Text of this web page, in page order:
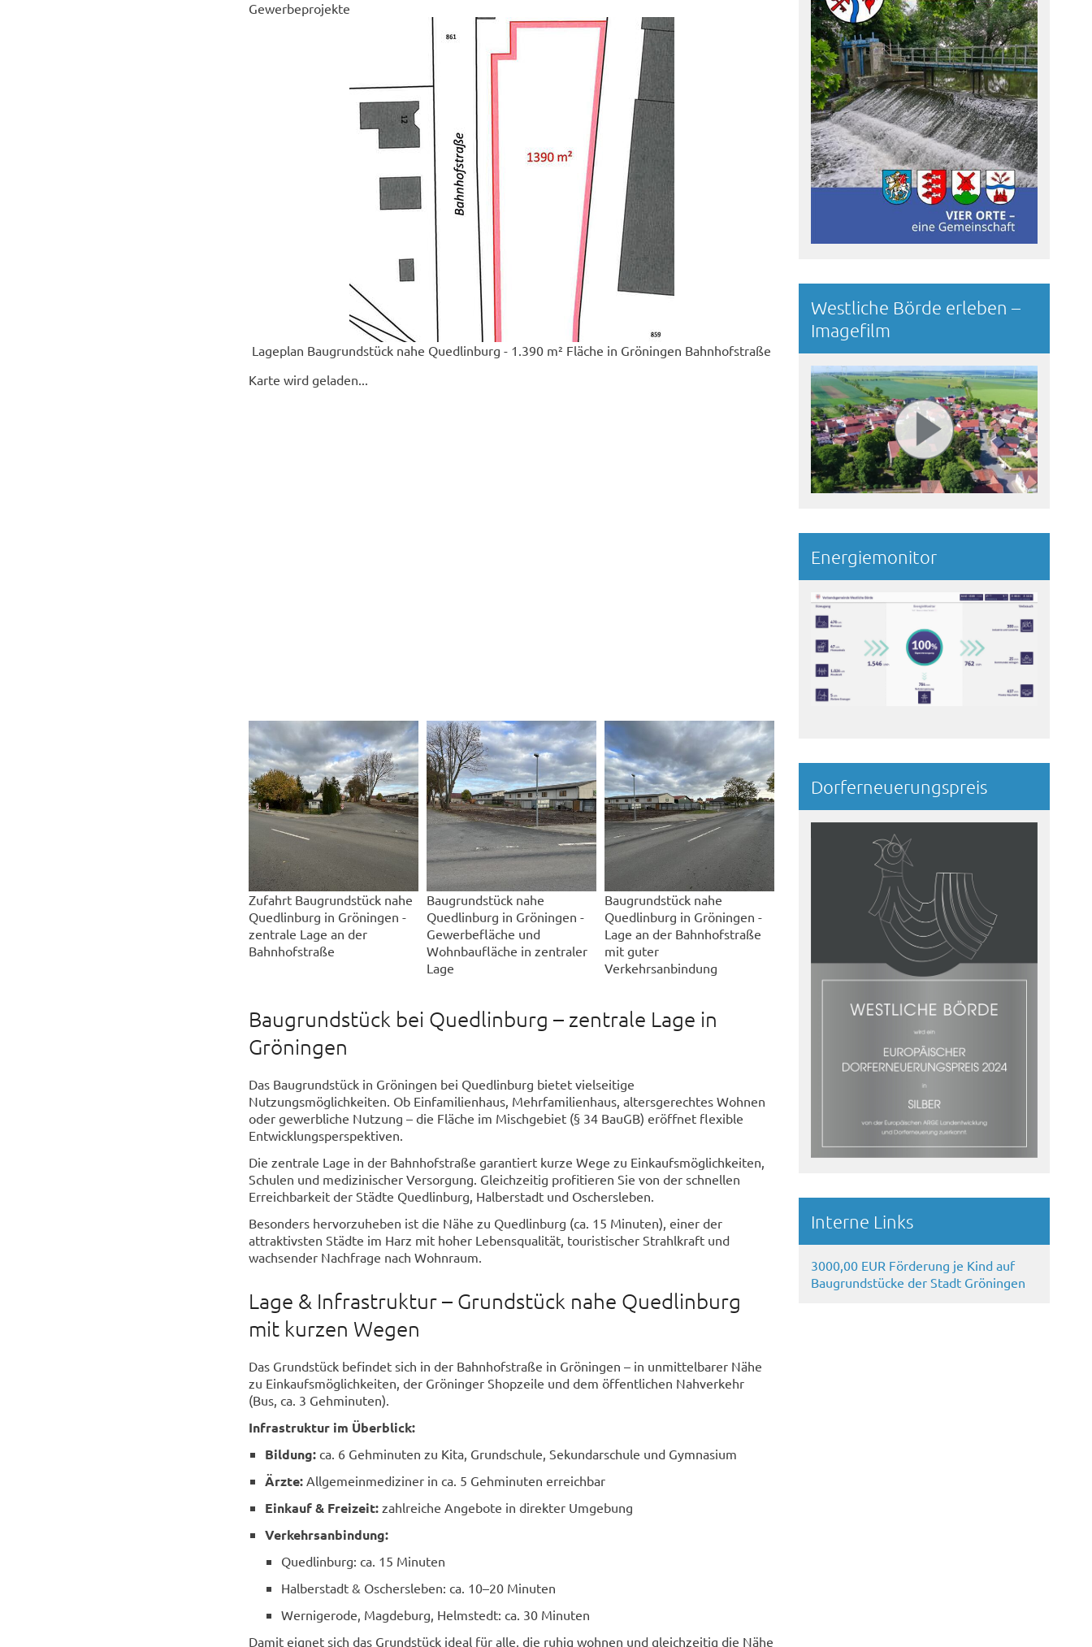
© Clemens Köhler
Gewerbeprojekte
Lageplan Baugrundstück nahe Quedlinburg - 1.390 m² Fläche in Gröningen Bahnhofstraße
Karte wird geladen...
Zufahrt Baugrundstück nahe
Quedlinburg in Gröningen -
zentrale Lage an der
Bahnhofstraße
Baugrundstück nahe
Quedlinburg in Gröningen -
Gewerbefläche und
Wohnbaufläche in zentraler
Lage
Baugrundstück nahe
Quedlinburg in Gröningen -
Lage an der Bahnhofstraße
mit guter
Verkehrsanbindung
Baugrundstück bei Quedlinburg – zentrale Lage in
Gröningen
Das Baugrundstück in Gröningen bei Quedlinburg bietet vielseitige
Nutzungsmöglichkeiten. Ob Einfamilienhaus, Mehrfamilienhaus, altersgerechtes Wohnen
oder gewerbliche Nutzung – die Fläche im Mischgebiet (§ 34 BauGB) eröffnet flexible
Entwicklungsperspektiven.
Die zentrale Lage in der Bahnhofstraße garantiert kurze Wege zu Einkaufsmöglichkeiten,
Schulen und medizinischer Versorgung. Gleichzeitig profitieren Sie von der schnellen
Erreichbarkeit der Städte Quedlinburg, Halberstadt und Oschersleben.
Besonders hervorzuheben ist die Nähe zu Quedlinburg (ca. 15 Minuten), einer der
attraktivsten Städte im Harz mit hoher Lebensqualität, touristischer Strahlkraft und
wachsender Nachfrage nach Wohnraum.
Lage & Infrastruktur – Grundstück nahe Quedlinburg
mit kurzen Wegen
Das Grundstück befindet sich in der Bahnhofstraße in Gröningen – in unmittelbarer Nähe
zu Einkaufsmöglichkeiten, der Gröninger Shopzeile und dem öffentlichen Nahverkehr
(Bus, ca. 3 Gehminuten).
Infrastruktur im Überblick:
Bildung: ca. 6 Gehminuten zu Kita, Grundschule, Sekundarschule und Gymnasium
Ärzte: Allgemeinmediziner in ca. 5 Gehminuten erreichbar
Einkauf & Freizeit: zahlreiche Angebote in direkter Umgebung
Verkehrsanbindung:
Quedlinburg: ca. 15 Minuten
Halberstadt & Oschersleben: ca. 10–20 Minuten
Wernigerode, Magdeburg, Helmstedt: ca. 30 Minuten
Damit eignet sich das Grundstück ideal für alle, die ruhig wohnen und gleichzeitig die Nähe
Westliche Börde erleben –
Imagefilm
Energiemonitor
Dorferneuerungspreis
Interne Links
3000,00 EUR Förderung je Kind auf
Baugrundstücke der Stadt Gröningen